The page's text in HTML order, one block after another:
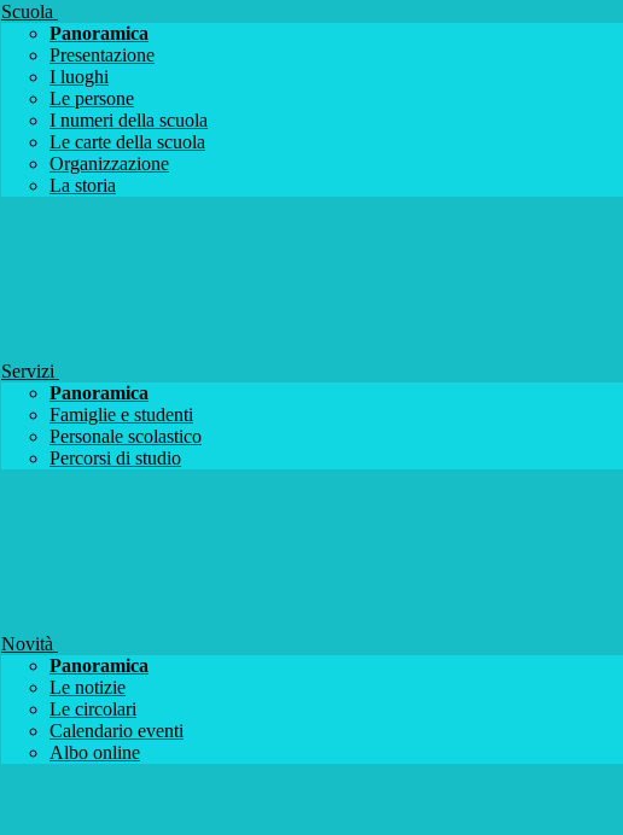
Scuola
Panoramica
Presentazione
I luoghi
Le persone
I numeri della scuola
Le carte della scuola
Organizzazione
La storia
Servizi
Panoramica
Famiglie e studenti
Personale scolastico
Percorsi di studio
Novità
Panoramica
Le notizie
Le circolari
Calendario eventi
Albo online